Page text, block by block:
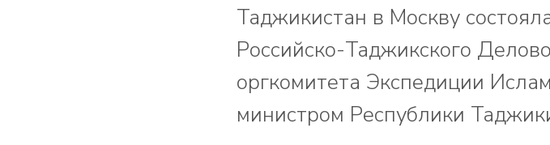
Таджикистан в Москву
Российско-Таджикского
оргкомитета Экспедиции
министром Республики